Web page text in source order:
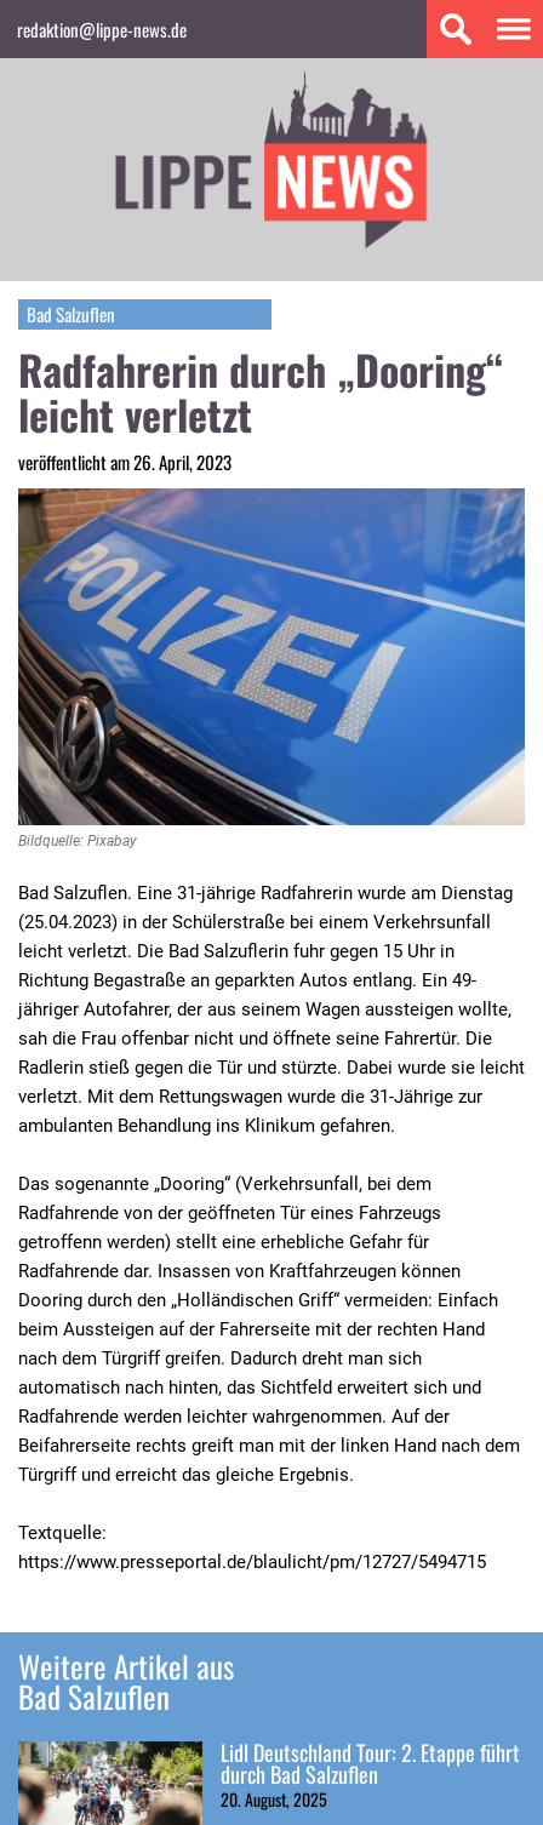
redaktion@lippe-news.de
Bad Salzuflen
Radfahrerin durch „Dooring“
leicht verletzt
veröffentlicht am 26. April, 2023
Bildquelle: Pixabay
Bad Salzuflen. Eine 31-jährige Radfahrerin wurde am Dienstag
(25.04.2023) in der Schülerstraße bei einem Verkehrsunfall
leicht verletzt. Die Bad Salzuflerin fuhr gegen 15 Uhr in
Richtung Begastraße an geparkten Autos entlang. Ein 49-
jähriger Autofahrer, der aus seinem Wagen aussteigen wollte,
sah die Frau offenbar nicht und öffnete seine Fahrertür. Die
Radlerin stieß gegen die Tür und stürzte. Dabei wurde sie leicht
verletzt. Mit dem Rettungswagen wurde die 31-Jährige zur
ambulanten Behandlung ins Klinikum gefahren.
Das sogenannte „Dooring“ (Verkehrsunfall, bei dem
Radfahrende von der geöffneten Tür eines Fahrzeugs
getroffenn werden) stellt eine erhebliche Gefahr für
Radfahrende dar. Insassen von Kraftfahrzeugen können
Dooring durch den „Holländischen Griff“ vermeiden: Einfach
beim Aussteigen auf der Fahrerseite mit der rechten Hand
nach dem Türgriff greifen. Dadurch dreht man sich
automatisch nach hinten, das Sichtfeld erweitert sich und
Radfahrende werden leichter wahrgenommen. Auf der
Beifahrerseite rechts greift man mit der linken Hand nach dem
Türgriff und erreicht das gleiche Ergebnis.
Textquelle:
https://www.presseportal.de/blaulicht/pm/12727/5494715
Weitere Artikel aus
Bad Salzuflen
Lidl Deutschland Tour: 2. Etappe führt
durch Bad Salzuflen
20. August, 2025